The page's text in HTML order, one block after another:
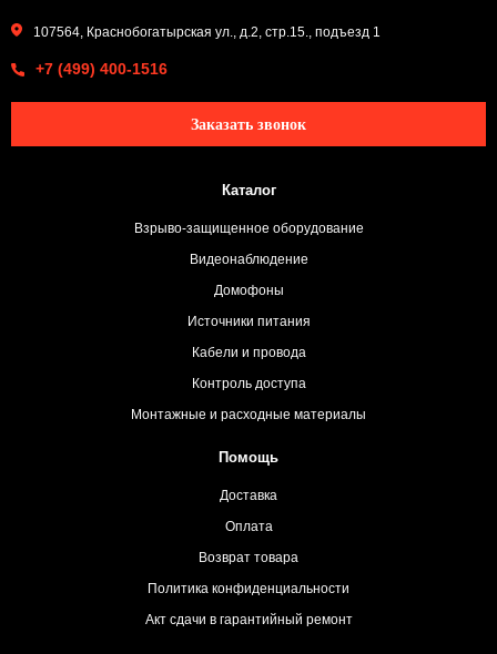
107564, Краснобогатырская ул., д.2, стр.15., подъезд 1
+7 (499) 400-1516
Заказать звонок
Каталог
Взрыво-защищенное оборудование
Видеонаблюдение
Домофоны
Источники питания
Кабели и провода
Контроль доступа
Монтажные и расходные материалы
Помощь
Доставка
Оплата
Возврат товара
Политика конфиденциальности
Акт сдачи в гарантийный ремонт